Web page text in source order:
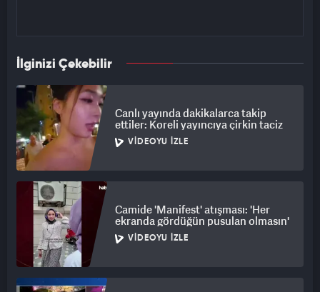
İlginizi Çekebilir
Canlı yayında dakikalarca takip
ettiler: Koreli yayıncıya çirkin taciz
VIDEOYU İZLE
Camide 'Manifest' atışması: 'Her
ekranda gördüğün pusulan olmasın'
VIDEOYU İZLE